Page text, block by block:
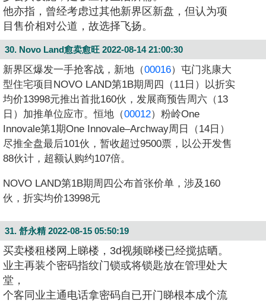
他亦指，曾经考虑过其他新界区新盘，但认为项
目售价相对公道，故选择飞扬。
30. Novo Land愈卖愈旺 2022-08-14 21:00:30
新界区爆发一手抢客战，新地（00016）屯门兆康大
型住宅项目NOVO LAND第1B期周四（11日）以折实
均价13998元推出首批160伙，发展商预告周六（13
日）加推单位应市。恒地（00012）粉岭One
Innovale第1期One Innovale–Archway周日（14日）
尽推全盘最后101伙，暂收超过9500票，以公开发售
88伙计，超额认购约107倍。
NOVO LAND第1B期周四公布首张价单，涉及160
伙，折实均价13998元
31. 舒永精2022-08-15 05:50:19
买卖楼租楼网上睇楼，3d视频睇楼已经搅掂晒。
业主再装个密码指纹门锁或将锁匙放在管理处大
堂，
个客同业主通电话拿密码自已开门睇根本成个流